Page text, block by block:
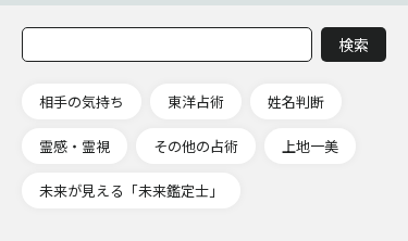
相手の気持ち 東洋占術 姓名判断
霊感・霊視 その他の占術 上地一美
未来が見える「未来鑑定士」